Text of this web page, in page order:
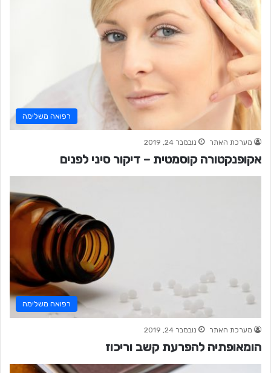
רפואה משלימה
מערכת האתר נובמבר 24, 2019
אקופנקטורה קוסמטית – דיקור סיני לפנים
רפואה משלימה
מערכת האתר נובמבר 24, 2019
הומאופתיה להפרעת קשב וריכוז